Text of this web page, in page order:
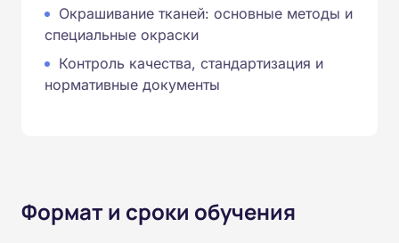
Окрашивание тканей: основные методы и
специальные окраски
Контроль качества, стандартизация и
нормативные документы
Формат и сроки обучения